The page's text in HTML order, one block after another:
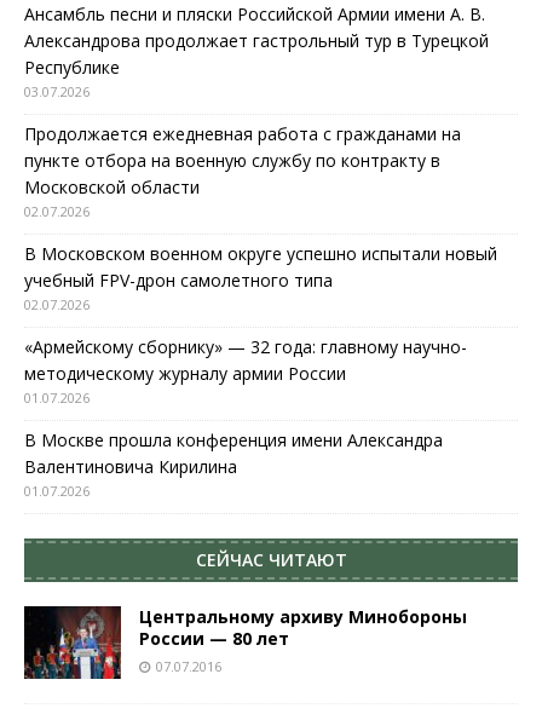
Ансамбль песни и пляски Российской Армии имени А. В.
Александрова продолжает гастрольный тур в Турецкой
Республике
03.07.2026
Продолжается ежедневная работа с гражданами на
пункте отбора на военную службу по контракту в
Московской области
02.07.2026
В Московском военном округе успешно испытали новый
учебный FPV-дрон самолетного типа
02.07.2026
«Армейскому сборнику» — 32 года: главному научно-
методическому журналу армии России
01.07.2026
В Москве прошла конференция имени Александра
Валентиновича Кирилина
01.07.2026
СЕЙЧАС ЧИТАЮТ
Центральному архиву Минобороны
России — 80 лет
07.07.2016